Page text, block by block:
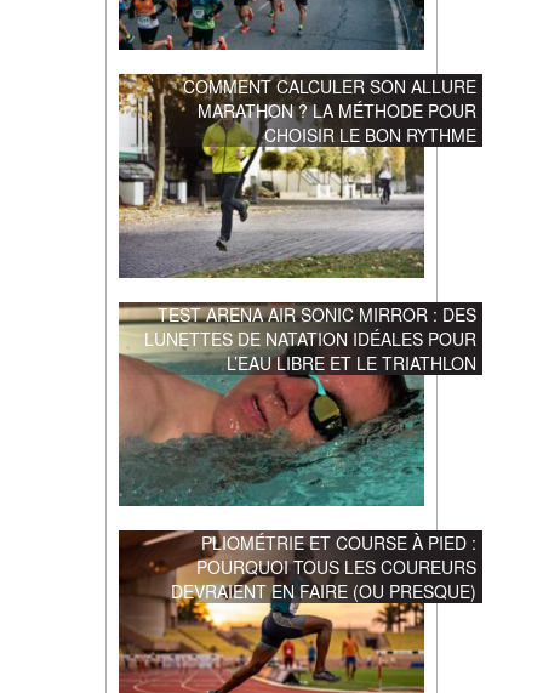
COMMENT CALCULER SON ALLURE
MARATHON ? LA MÉTHODE POUR
CHOISIR LE BON RYTHME
TEST ARENA AIR SONIC MIRROR : DES
LUNETTES DE NATATION IDÉALES POUR
L’EAU LIBRE ET LE TRIATHLON
PLIOMÉTRIE ET COURSE À PIED :
POURQUOI TOUS LES COUREURS
DEVRAIENT EN FAIRE (OU PRESQUE)